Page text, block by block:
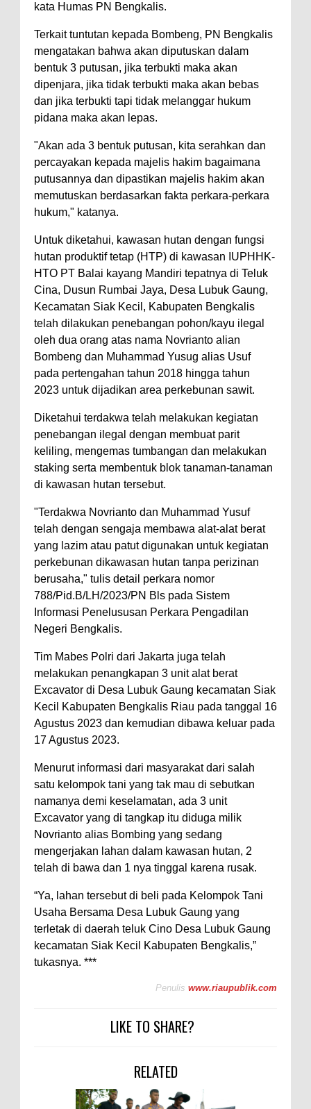
kata Humas PN Bengkalis.
Terkait tuntutan kepada Bombeng, PN Bengkalis
mengatakan bahwa akan diputuskan dalam
bentuk 3 putusan, jika terbukti maka akan
dipenjara, jika tidak terbukti maka akan bebas
dan jika terbukti tapi tidak melanggar hukum
pidana maka akan lepas.
"Akan ada 3 bentuk putusan, kita serahkan dan
percayakan kepada majelis hakim bagaimana
putusannya dan dipastikan majelis hakim akan
memutuskan berdasarkan fakta perkara-perkara
hukum," katanya.
Untuk diketahui, kawasan hutan dengan fungsi
hutan produktif tetap (HTP) di kawasan IUPHHK-
HTO PT Balai kayang Mandiri tepatnya di Teluk
Cina, Dusun Rumbai Jaya, Desa Lubuk Gaung,
Kecamatan Siak Kecil, Kabupaten Bengkalis
telah dilakukan penebangan pohon/kayu ilegal
oleh dua orang atas nama Novrianto alian
Bombeng dan Muhammad Yusug alias Usuf
pada pertengahan tahun 2018 hingga tahun
2023 untuk dijadikan area perkebunan sawit.
Diketahui terdakwa telah melakukan kegiatan
penebangan ilegal dengan membuat parit
keliling, mengemas tumbangan dan melakukan
staking serta membentuk blok tanaman-tanaman
di kawasan hutan tersebut.
"Terdakwa Novrianto dan Muhammad Yusuf
telah dengan sengaja membawa alat-alat berat
yang lazim atau patut digunakan untuk kegiatan
perkebunan dikawasan hutan tanpa perizinan
berusaha," tulis detail perkara nomor
788/Pid.B/LH/2023/PN Bls pada Sistem
Informasi Penelususan Perkara Pengadilan
Negeri Bengkalis.
Tim Mabes Polri dari Jakarta juga telah
melakukan penangkapan 3 unit alat berat
Excavator di Desa Lubuk Gaung kecamatan Siak
Kecil Kabupaten Bengkalis Riau pada tanggal 16
Agustus 2023 dan kemudian dibawa keluar pada
17 Agustus 2023.
Menurut informasi dari masyarakat dari salah
satu kelompok tani yang tak mau di sebutkan
namanya demi keselamatan, ada 3 unit
Excavator yang di tangkap itu diduga milik
Novrianto alias Bombing yang sedang
mengerjakan lahan dalam kawasan hutan, 2
telah di bawa dan 1 nya tinggal karena rusak.
“Ya, lahan tersebut di beli pada Kelompok Tani
Usaha Bersama Desa Lubuk Gaung yang
terletak di daerah teluk Cino Desa Lubuk Gaung
kecamatan Siak Kecil Kabupaten Bengkalis,”
tukasnya. ***
Penulis www.riaupublik.com
LIKE TO SHARE?
RELATED